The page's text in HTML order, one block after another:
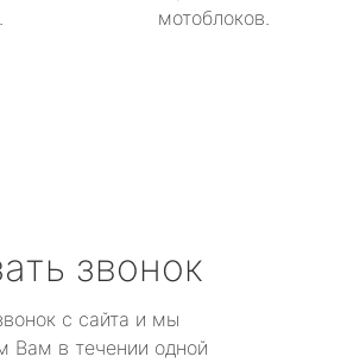
мотоблоков.
звонок
с сайта и мы
Вам в течении одной